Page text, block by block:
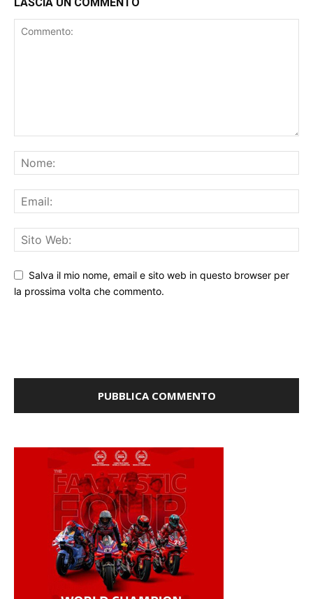
LASCIA UN COMMENTO
Salva il mio nome, email e sito web in questo browser per
la prossima volta che commento.